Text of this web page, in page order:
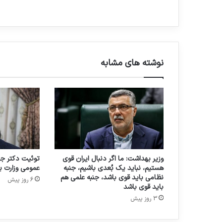
د
ی
ق
ی
ت
ر
و
نوشته های مشابه
وزیر بهداشت: ما اگر دنبال ایران قوی
هستیم، نباید یک بُعدی باشیم، جنبه
نظامی باید قوی باشد، جنبه علمی هم
باید قوی باشد
3 روز پیش
توئیت دکتر
عمومی وزارت
6 روز پیش